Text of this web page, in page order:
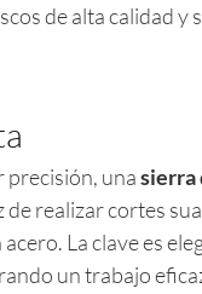
de alta calidad y
precisión, unasierra
realizar cortes
La clave es
un trabajo